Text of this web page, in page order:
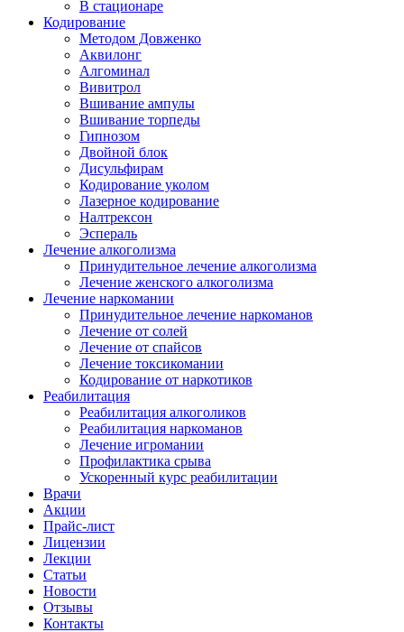
В стационаре
Кодирование
Методом Довженко
Аквилонг
Алгоминал
Вивитрол
Вшивание ампулы
Вшивание торпеды
Гипнозом
Двойной блок
Дисульфирам
Кодирование уколом
Лазерное кодирование
Налтрексон
Эспераль
Лечение алкоголизма
Принудительное лечение алкоголизма
Лечение женского алкоголизма
Лечение наркомании
Принудительное лечение наркоманов
Лечение от солей
Лечение от спайсов
Лечение токсикомании
Кодирование от наркотиков
Реабилитация
Реабилитация алкоголиков
Реабилитация наркоманов
Лечение игромании
Профилактика срыва
Ускоренный курс реабилитации
Врачи
Акции
Прайс-лист
Лицензии
Лекции
Статьи
Новости
Отзывы
Контакты